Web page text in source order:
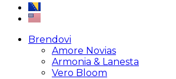
Brendovi
Amore Novias
Armonia & Lanesta
Vero Bloom